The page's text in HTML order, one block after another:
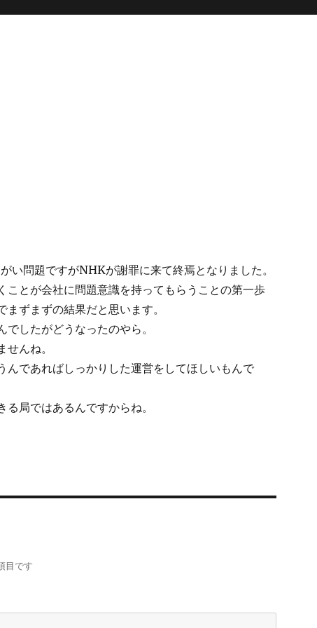
い問題ですがNHKが謝罪に来て終焉となりました。
ことが会社に問題意識を持ってもらうことの第一歩
ずまずの結果だと思います。
したがどうなったのやら。
んね。
んであればしっかりした運営をしてほしいもんで
局ではあるんですからね。
目です